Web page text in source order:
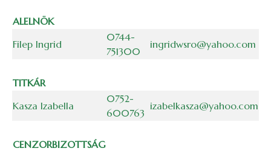
ALELNÖK
Filep Ingrid
0744-
751300
ingridwsro@yahoo.com
TITKÁR
Kasza Izabella
0752-
600763
izabelkasza@yahoo.com
CENZORBIZOTTSÁG